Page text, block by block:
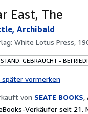
East, The
Archibald
White Lotus Press,
GEBRAUCHT -
später vormerken
von SEATE BOOKS,
Verkäufer seit 21.